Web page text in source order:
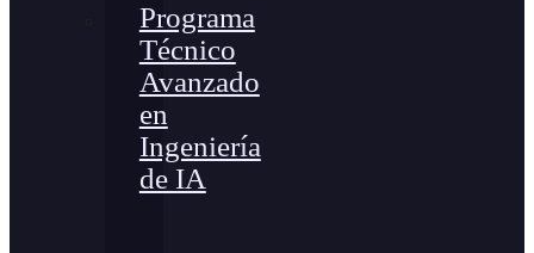
Programa
Técnico
Avanzado
en
Ingeniería
de IA